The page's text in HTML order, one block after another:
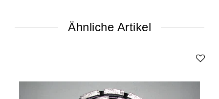
Ähnliche Artikel